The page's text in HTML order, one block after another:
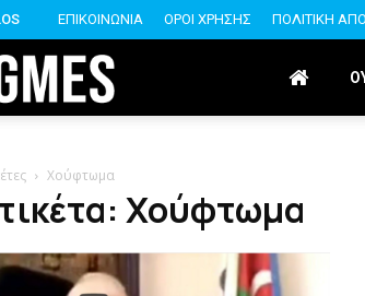
ΕΠΙΚΟΙΝΩΝΙΑ ΟΡΟΙ ΧΡΗΣΗΣ ΠΟΛΙΤΙΚΗ
istigmes
Χούφτωμα
Χούφτωμα